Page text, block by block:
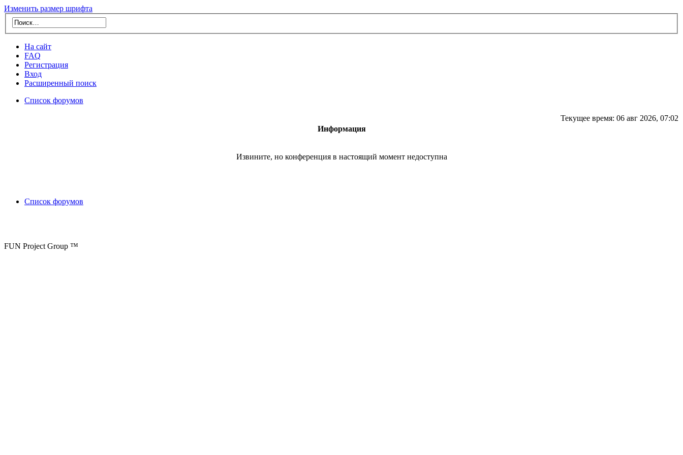
Изменить размер шрифта
На сайт
FAQ
Регистрация
Вход
Расширенный поиск
Список форумов
Текущее время: 06 авг 2026, 07:02
Информация
Извините, но конференция в настоящий момент недоступна
Список форумов
FUN Project Group ™